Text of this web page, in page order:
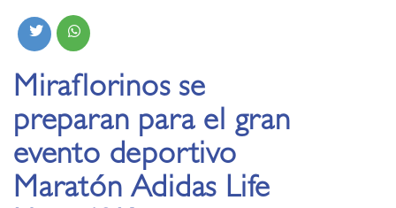
Miraflorinos se
preparan para el gran
evento deportivo
Maratón Adidas Life